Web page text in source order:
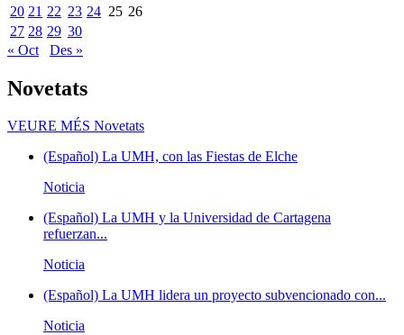
20 21 22 23 24 25 26
27 28 29 30
« Oct
Des »
Novetats
VEURE MÉS Novetats
(Español) La UMH, con las Fiestas de Elche
Noticia
(Español) La UMH y la Universidad de Cartagena
refuerzan...
Noticia
(Español) La UMH lidera un proyecto subvencionado con...
Noticia